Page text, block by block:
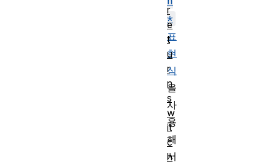
*
표
현
식
을
사
용
해
서
r
e
t
u
r
n
s
w
it
c
h